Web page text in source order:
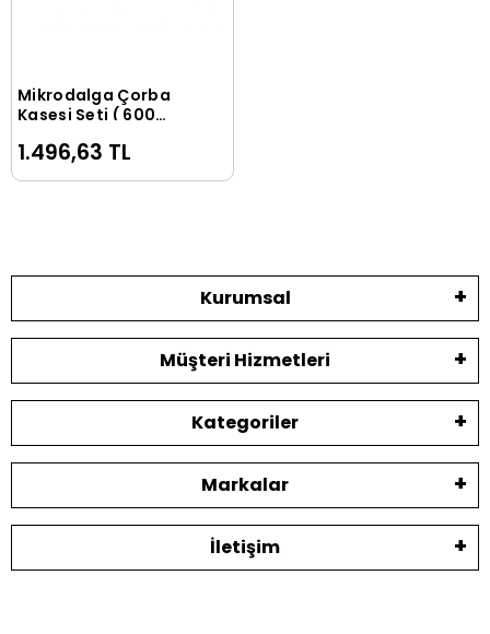
Sepete Ekle
Mikrodalga Çorba
Kasesi Seti ( 600
1.496,63 TL
Kurumsal
Müşteri Hizmetleri
Kategoriler
Markalar
İletişim